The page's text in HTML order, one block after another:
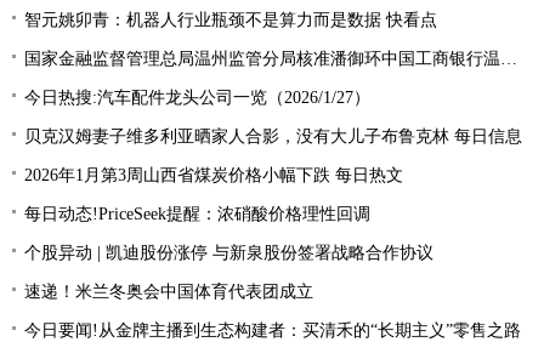
智元姚卯青：机器人行业瓶颈不是算力而是数据 快看点
国家金融监督管理总局温州监管分局核准潘御环中国工商银行温州分行副行长_消息
今日热搜:汽车配件龙头公司一览（2026/1/27）
​贝克汉姆妻子维多利亚晒家人合影，没有大儿子布鲁克林 每日信息
2026年1月第3周山西省煤炭价格小幅下跌 每日热文
每日动态!PriceSeek提醒：浓硝酸价格理性回调
个股异动 | 凯迪股份涨停 与新泉股份签署战略合作协议
速递！米兰冬奥会中国体育代表团成立
今日要闻!从金牌主播到生态构建者：买清禾的“长期主义”零售之路